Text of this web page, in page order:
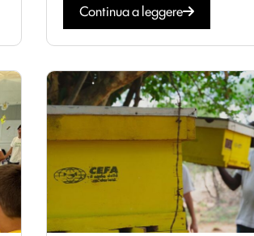
Continua a leggere